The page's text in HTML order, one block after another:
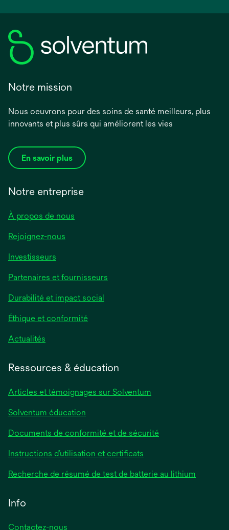
Notre mission
Nous oeuvrons pour des soins de santé meilleurs, plus
innovants et plus sûrs qui améliorent les vies
En savoir plus
Notre entreprise
À propos de nous
Rejoignez-nous
Investisseurs
Partenaires et fournisseurs
Durabilité et impact social
Éthique et conformité
Actualités
Ressources & éducation
Articles et témoignages sur Solventum
Solventum éducation
Documents de conformité et de sécurité
Instructions d’utilisation et certificats
Recherche de résumé de test de batterie au lithium
Info
Contactez-nous